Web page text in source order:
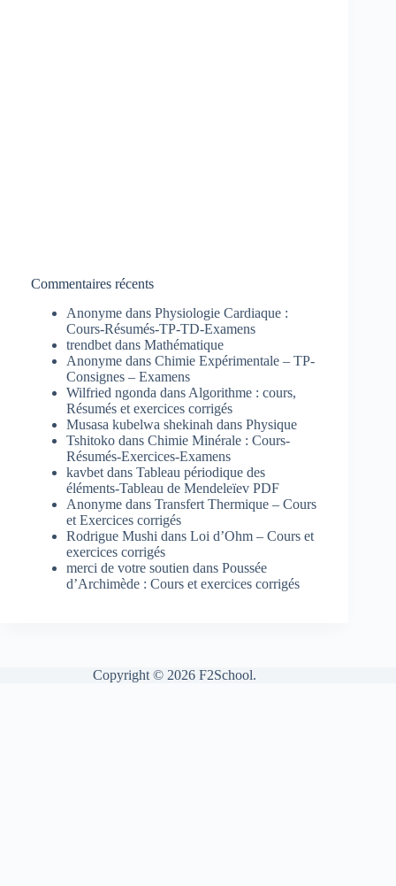
Commentaires récents
Anonyme dans Physiologie Cardiaque :
Cours-Résumés-TP-TD-Examens
trendbet dans Mathématique
Anonyme dans Chimie Expérimentale – TP-
Consignes – Examens
Wilfried ngonda dans Algorithme : cours,
Résumés et exercices corrigés
Musasa kubelwa shekinah dans Physique
Tshitoko dans Chimie Minérale : Cours-
Résumés-Exercices-Examens
kavbet dans Tableau périodique des
éléments-Tableau de Mendeleïev PDF
Anonyme dans Transfert Thermique – Cours
et Exercices corrigés
Rodrigue Mushi dans Loi d’Ohm – Cours et
exercices corrigés
merci de votre soutien dans Poussée
d’Archimède : Cours et exercices corrigés
Copyright © 2026 F2School.